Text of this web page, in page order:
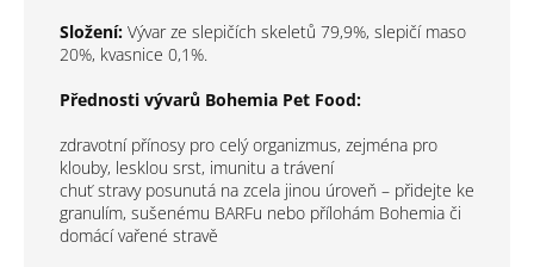
Složení: Vývar ze slepičích skeletů 79,9%, slepičí maso
20%, kvasnice 0,1%.
Přednosti vývarů Bohemia Pet Food:
zdravotní přínosy pro celý organizmus, zejména pro
klouby, lesklou srst, imunitu a trávení
chuť stravy posunutá na zcela jinou úroveň – přidejte ke
granulím, sušenému BARFu nebo přílohám Bohemia či
domácí vařené stravě